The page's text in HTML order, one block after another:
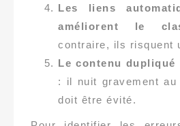
Les liens
améliorent le
contraire, ils risquent
Le contenu dupliqué
: il nuit gravement au
doit être évité.